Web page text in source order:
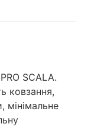
SCALA.
ковзання,
мінімальне